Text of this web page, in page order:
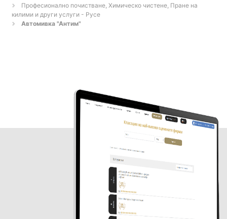
Професионално почистване, Химическо чистене, Пране на
килими и други услуги - Русе
Автомивка "Антим"